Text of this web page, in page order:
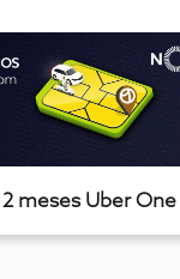
meses Uber One